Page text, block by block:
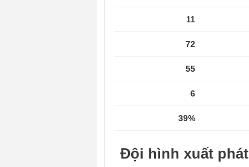
11
72
55
6
39%
Đội hình xuất phát